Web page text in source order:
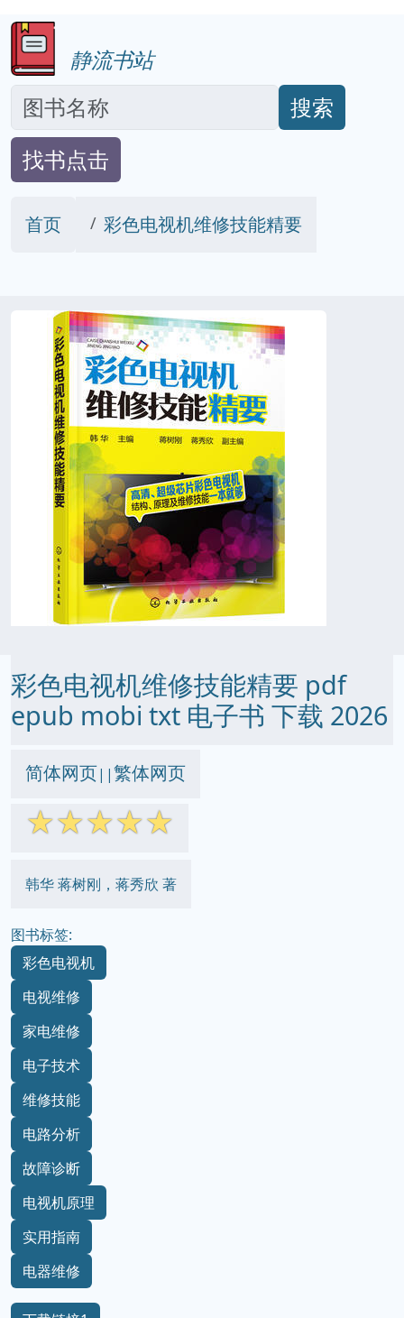
静流书站
搜索
找书点击
首页 彩色电视机维修技能精要
彩色电视机维修技能精要 pdf
epub mobi txt 电子书 下载 2026
简体网页||繁体网页
☆☆☆☆☆
韩华 蒋树刚，蒋秀欣 著
图书标签:
彩色电视机
电视维修
家电维修
电子技术
维修技能
电路分析
故障诊断
电视机原理
实用指南
电器维修